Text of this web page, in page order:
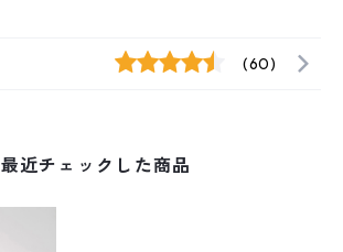
(60)
最近チェックした商品